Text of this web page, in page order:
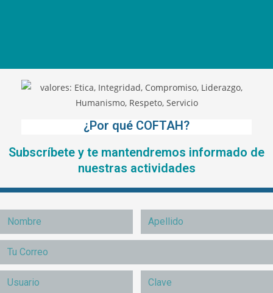
¿Por qué COFTAH?
Subscríbete y te mantendremos informado de
nuestras actividades